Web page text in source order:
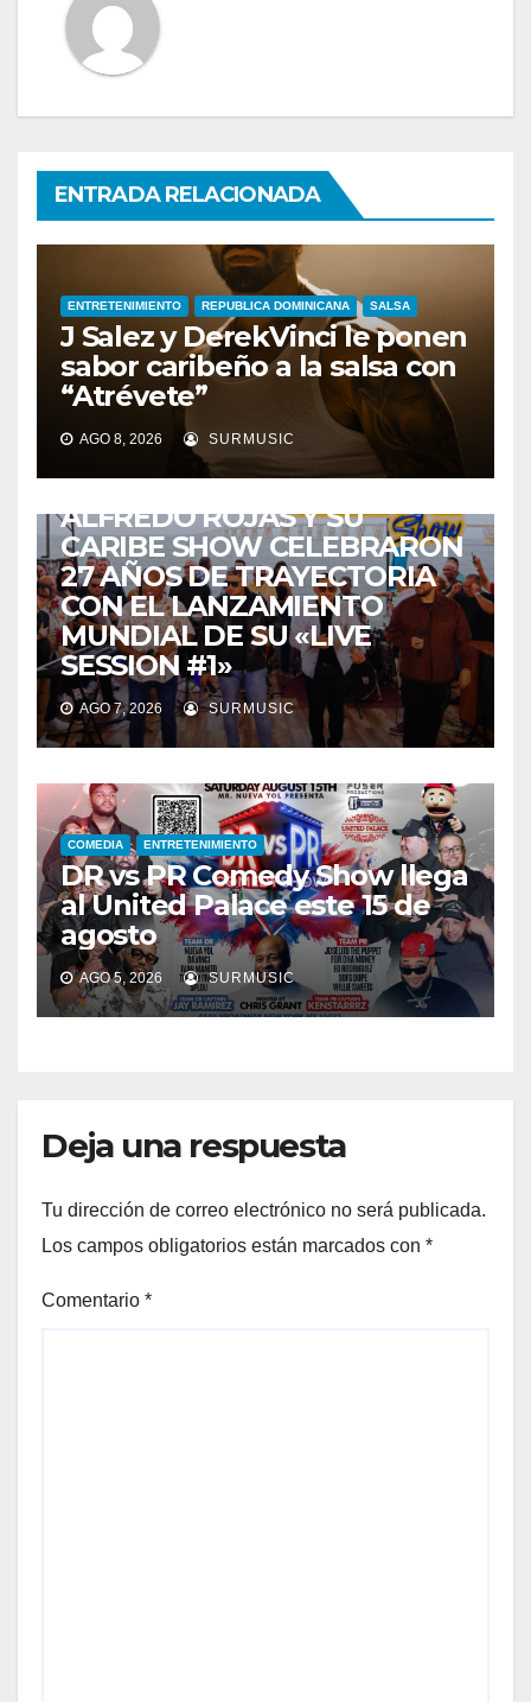
ENTRADA RELACIONADA
ENTRETENIMIENTO REPUBLICA DOMINICANA SALSA
J Salez y DerekVinci le ponen
sabor caribeño a la salsa con
“Atrévete”
AGO 8, 2026 SURMUSIC
ENTRETENIMIENTO
ALFREDO ROJAS Y SU
CARIBE SHOW CELEBRARON
27 AÑOS DE TRAYECTORIA
CON EL LANZAMIENTO
MUNDIAL DE SU «LIVE
SESSION #1»
AGO 7, 2026 SURMUSIC
COMEDIA ENTRETENIMIENTO
DR vs PR Comedy Show llega
al United Palace este 15 de
agosto
AGO 5, 2026 SURMUSIC
Deja una respuesta
Tu dirección de correo electrónico no será publicada.
Los campos obligatorios están marcados con *
Comentario *